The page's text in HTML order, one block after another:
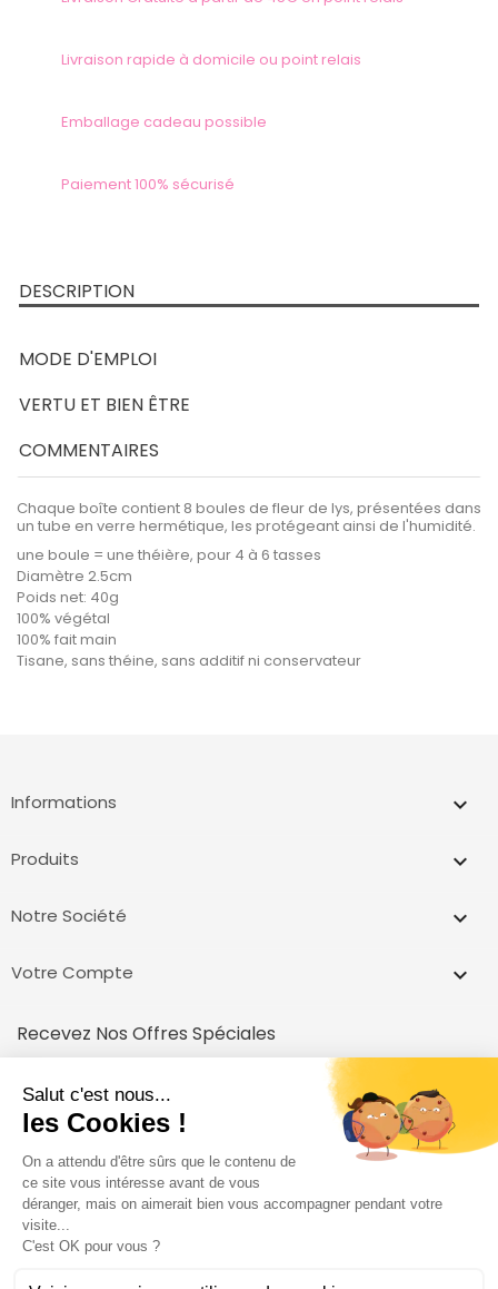
Livraison rapide à domicile ou point relais
Emballage cadeau possible
Paiement 100% sécurisé
DESCRIPTION
MODE D'EMPLOI
VERTU ET BIEN ÊTRE
COMMENTAIRES
Chaque boîte contient 8 boules de fleur de lys, présentées dans
un tube en verre hermétique, les protégeant ainsi de l'humidité.
une boule = une théière, pour 4 à 6 tasses
Diamètre 2.5cm
Poids net: 40g
100% végétal
100% fait main
Tisane, sans théine, sans additif ni conservateur
Informations keyboard_arrow_down
Produits 
Notre Société 
Votre Compte 
Recevez Nos Offres Spéciales
inscrivez vous et recevez un code pour votre première achat!
Vous pouvez vous désinscrire à tout moment.